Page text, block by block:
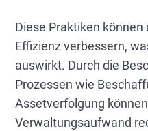
Diese Praktiken
Effizienz verbessern,
auswirkt. Durch die
Prozessen wie
Assetverfolgung
Verwaltungsaufwand